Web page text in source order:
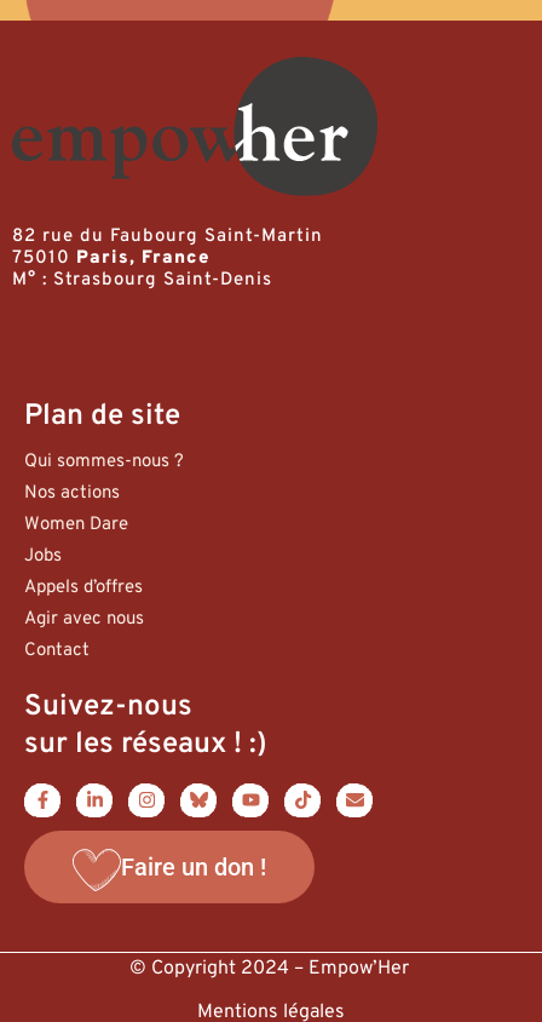
82 rue du Faubourg Saint-Martin
75010 Paris, France
M° : Strasbourg Saint-Denis
Plan de site
Qui sommes-nous ?
Nos actions
Women Dare
Jobs
Appels d’offres
Agir avec nous
Contact
Suivez-nous
sur les réseaux ! :)
Faire un don !
© Copyright 2024 – Empow’Her
Mentions légales